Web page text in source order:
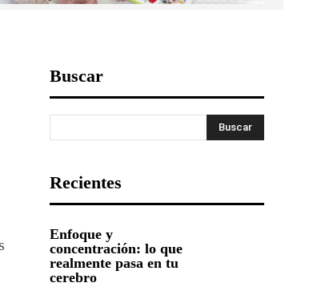
Buscar
Buscar
Recientes
Enfoque y
concentración: lo que
realmente pasa en tu
cerebro